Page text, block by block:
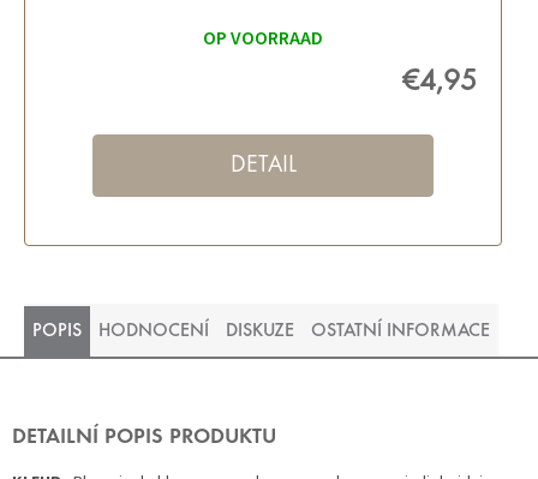
OP VOORRAAD
€4,95
DETAIL
POPIS HODNOCENÍ DISKUZE OSTATNÍ INFORMACE
DETAILNÍ POPIS PRODUKTU